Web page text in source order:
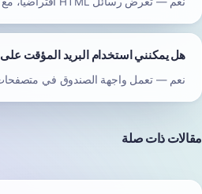
هل يمكنني استخدام البريد المؤقت
نعم — تعمل واجهة الصندوق في متصفحات
مقالات ذات صلة